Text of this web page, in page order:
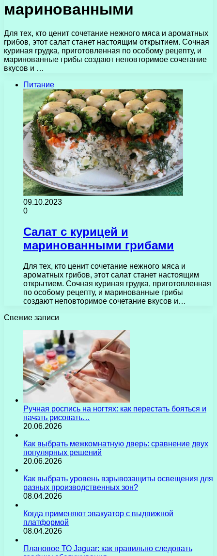
маринованными
Для тех, кто ценит сочетание нежного мяса и ароматных
грибов, этот салат станет настоящим открытием. Сочная
куриная грудка, приготовленная по особому рецепту, и
маринованные грибы создают неповторимое сочетание
вкусов и …
Питание
09.10.2023
0
Салат с курицей и
маринованными грибами
Для тех, кто ценит сочетание нежного мяса и
ароматных грибов, этот салат станет настоящим
открытием. Сочная куриная грудка, приготовленная
по особому рецепту, и маринованные грибы
создают неповторимое сочетание вкусов и…
Свежие записи
Ручная роспись на ногтях: как перестать бояться и
начать рисовать…
20.06.2026
Как выбрать межкомнатную дверь: сравнение двух
популярных решений
20.06.2026
Как выбрать уровень взрывозащиты освещения для
разных производственных зон?
08.04.2026
Когда применяют эвакуатор с выдвижной
платформой
08.04.2026
Плановое ТО Jaguar: как правильно следовать